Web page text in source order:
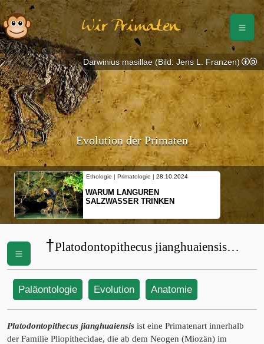
Wir Primaten
Evolution der Primaten
Ethologie | Primatologie | 28.10.2024
WARUM LANGUREN
SALZWASSER TRINKEN
Darwinius masillae (Bild: Jens L. Franzen)
†Platodontopithecus jianghuaiensis
Paläontologie Evolution Anatomie
Platodontopithecus jianghuaiensis ist eine Primatenart innerhalb
der Familie Pliopithecidae, die ab dem Neogen (Miozän) im